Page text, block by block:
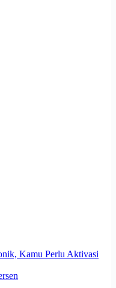
Kamu Perlu Aktivasi